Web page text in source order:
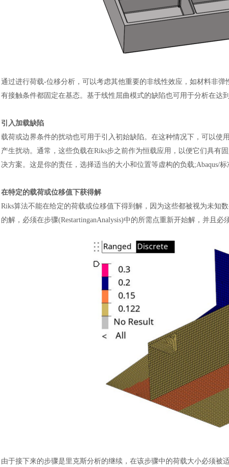
通过进行荷载-位移分析，可以考虑其他重要的非线性效应，如材料非
有接触条件都固定在基态。基于线性屈曲模式的缺陷也可用于分析在达
引入加载缺陷
载荷或边界条件的扰动也可用于引入初始缺陷。在这种情况下，可以使
产生扰动。通常，这些负载在Riks步之前作为恒载应用，以便它们具有
决方案。这是你的责任，选择适当的大小和位置等虚构的负载;Abaqus/
在特定的载荷或位移值下获得解
Riks算法不能在给定的荷载或位移值下得到解，因为这些都被视为未知
的解，必须在步骤(RestartinganAnalysis)中的所需点重新开始解，并且必
由于接下来的步骤是里克斯分析的继续，在该步骤中的荷载大小必须